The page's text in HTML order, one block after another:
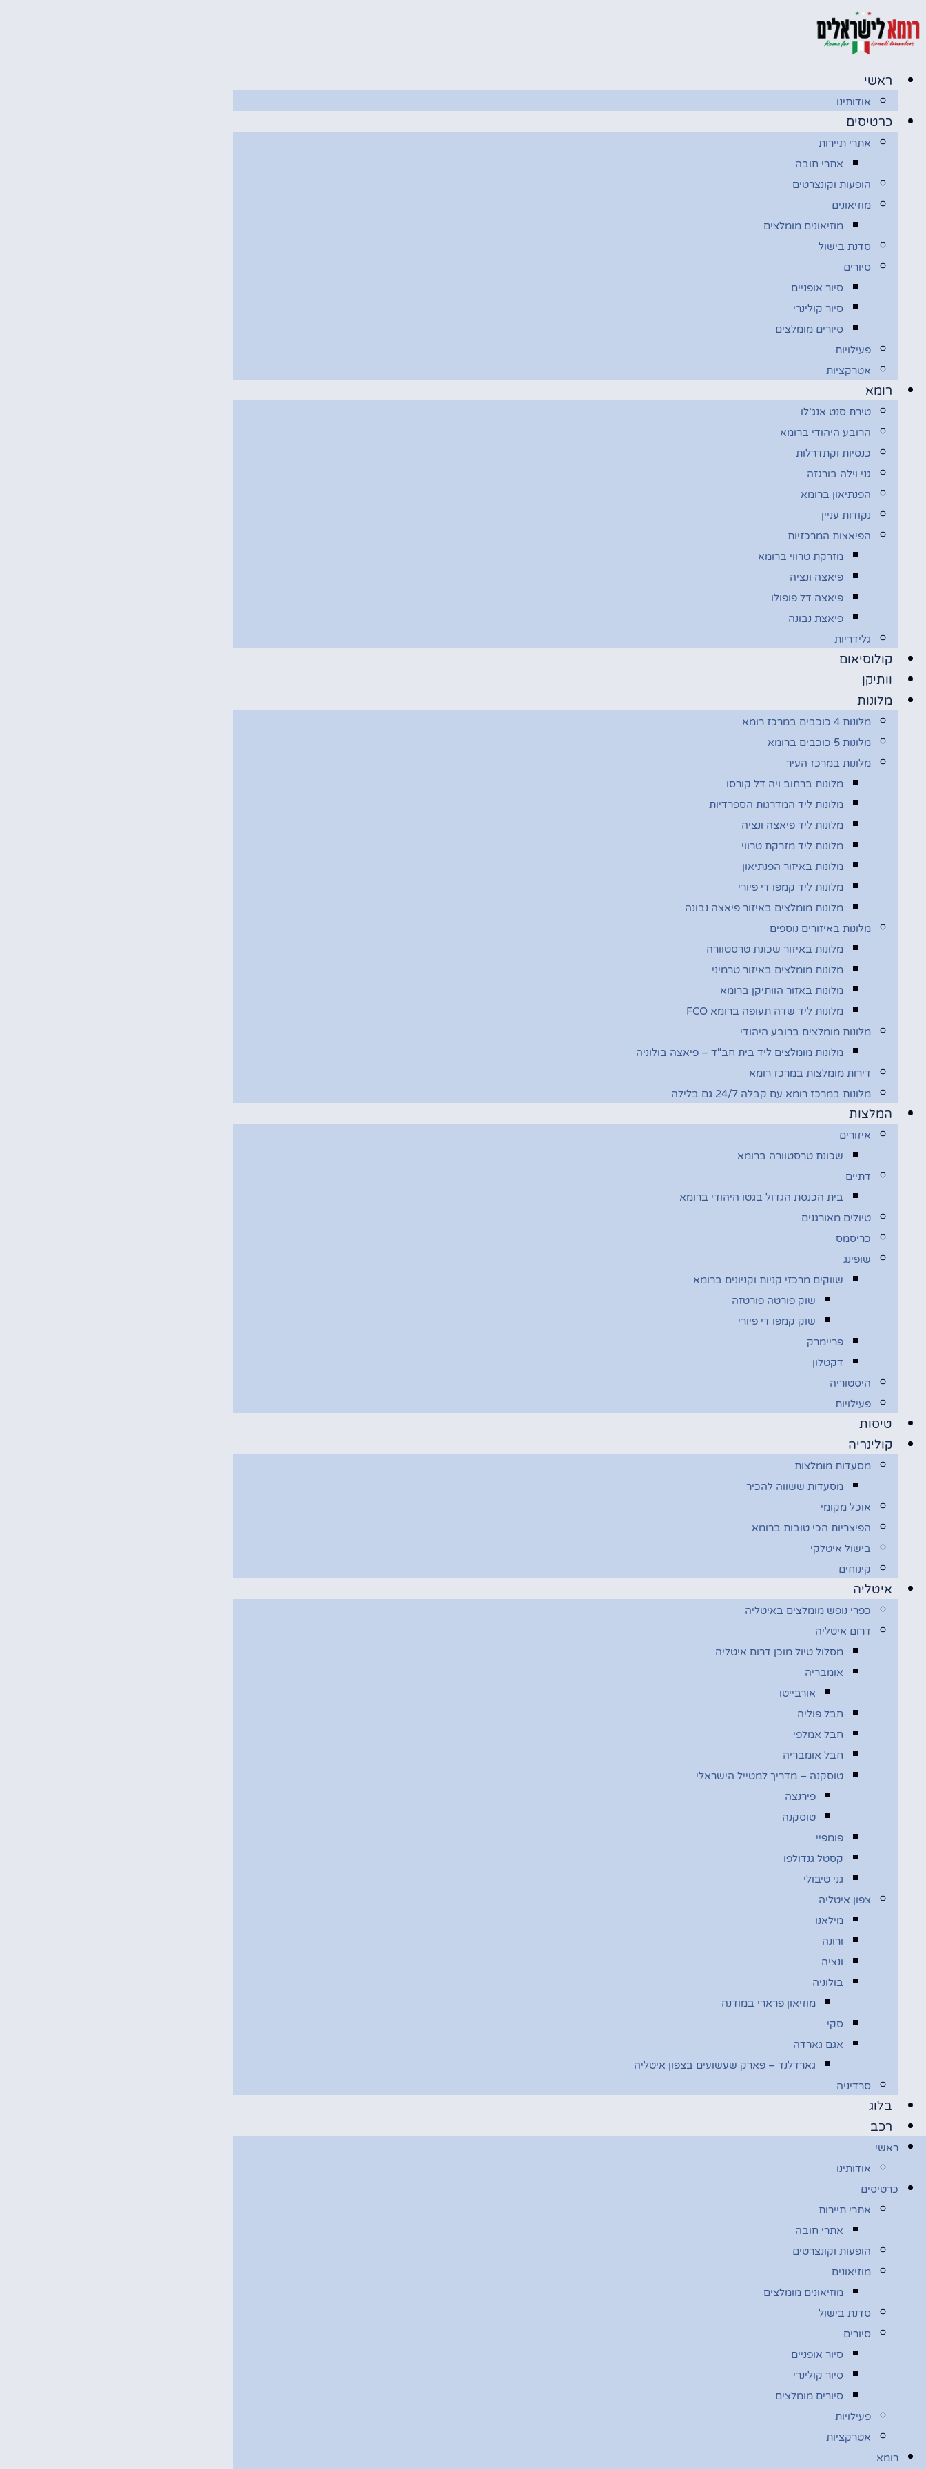
לתוכן
ראשי
אודותינו
כרטיסים
אתרי תיירות
אתרי חובה
הופעות וקונצרטים
מוזיאונים
מוזיאונים מומלצים
סדנת בישול
סיורים
סיור אופניים
סיור קולינרי
סיורים מומלצים
פעילויות
אטרקציות
רומא
טירת סנט אנג’לו
הרובע היהודי ברומא
כנסיות וקתדרלות
גני וילה בורגזה
הפנתיאון ברומא
נקודות עניין
הפיאצות המרכזיות
מזרקת טרווי ברומא
פיאצה ונציה
פיאצה דל פופולו
פיאצת נבונה
גלידריות
קולוסיאום
וותיקן
מלונות
מלונות 4 כוכבים במרכז רומא
מלונות 5 כוכבים ברומא
מלונות במרכז העיר
מלונות ברחוב ויה דל קורסו
מלונות ליד המדרגות הספרדיות
מלונות ליד פיאצה ונציה
מלונות ליד מזרקת טרווי
מלונות באיזור הפנתיאון
מלונות ליד קמפו די פיורי
מלונות מומלצים באיזור פיאצה נבונה
מלונות באיזורים נוספים
מלונות באיזור שכונת טרסטוורה
מלונות מומלצים באיזור טרמיני
מלונות באזור הוותיקן ברומא
מלונות ליד שדה תעופה ברומא FCO
מלונות מומלצים ברובע היהודי
מלונות מומלצים ליד בית חב"ד – פיאצה בולוניה
דירות מומלצות במרכז רומא
מלונות במרכז רומא עם קבלה 24/7 גם בלילה
המלצות
איזורים
שכונת טרסטוורה ברומא
דתיים
בית הכנסת הגדול בגטו היהודי ברומא
טיולים מאורגנים
כריסמס
שופינג
שווקים מרכזי קניות וקניונים ברומא
שוק פורטה פורטזה
שוק קמפו די פיורי
פריימרק
דקטלון
היסטוריה
פעילויות
טיסות
קולינריה
מסעדות מומלצות
מסעדות ששווה להכיר
אוכל מקומי
הפיצריות הכי טובות ברומא
בישול איטלקי
קינוחים
איטליה
כפרי נופש מומלצים באיטליה
דרום איטליה
מסלול טיול מוכן דרום איטליה
אומבריה
אורבייטו
חבל פוליה
חבל אמלפי
חבל אומבריה
טוסקנה – מדריך למטייל הישראלי
פירנצה
טוסקנה
פומפיי
קסטל גנדולפו
גני טיבולי
צפון איטליה
מילאנו
ורונה
ונציה
בולוניה
מוזיאון פרארי במודנה
סקי
אגם גארדה
גארדלנד – פארק שעשועים בצפון איטליה
סרדיניה
בלוג
רכב
ראשי
אודותינו
כרטיסים
אתרי תיירות
אתרי חובה
הופעות וקונצרטים
מוזיאונים
מוזיאונים מומלצים
סדנת בישול
סיורים
סיור אופניים
סיור קולינרי
סיורים מומלצים
פעילויות
אטרקציות
רומא